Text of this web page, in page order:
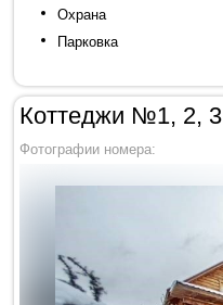
Охрана
Парковка
Коттеджи №1, 2, 3
Фотографии номера: